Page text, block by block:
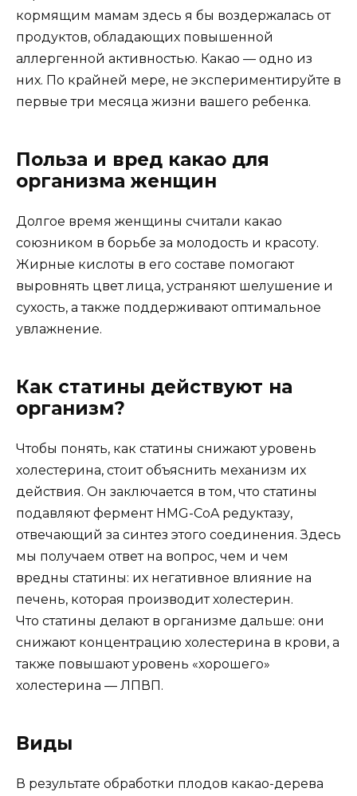
кормящим мамам здесь я бы воздержалась от
продуктов, обладающих повышенной
аллергенной активностью. Какао — одно из
них. По крайней мере, не экспериментируйте в
первые три месяца жизни вашего ребенка.
Польза и вред какао для
организма женщин
Долгое время женщины считали какао
союзником в борьбе за молодость и красоту.
Жирные кислоты в его составе помогают
выровнять цвет лица, устраняют шелушение и
сухость, а также поддерживают оптимальное
увлажнение.
Как статины действуют на
организм?
Чтобы понять, как статины снижают уровень
холестерина, стоит объяснить механизм их
действия. Он заключается в том, что статины
подавляют фермент HMG-CoA редуктазу,
отвечающий за синтез этого соединения. Здесь
мы получаем ответ на вопрос, чем и чем
вредны статины: их негативное влияние на
печень, которая производит холестерин.
Что статины делают в организме дальше: они
снижают концентрацию холестерина в крови, а
также повышают уровень «хорошего»
холестерина — ЛПВП.
Виды
В результате обработки плодов какао-дерева